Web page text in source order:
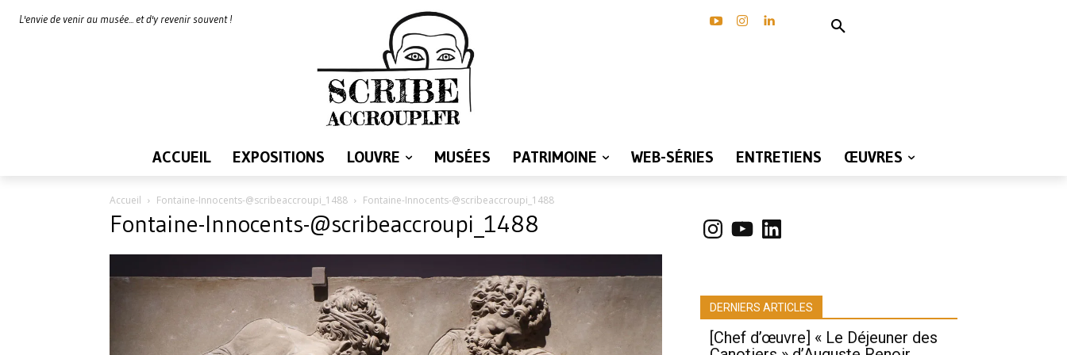
L'envie de venir au musée... et d'y revenir souvent !
ACCUEIL EXPOSITIONS LOUVRE MUSÉES PATRIMOINE WEB-SÉRIES ENTRETIENS ŒUVRES
Accueil Fontaine-Innocents-@scribeaccroupi_1488 Fontaine-Innocents-@scribeaccroupi_1488
Fontaine-Innocents-@scribeaccroupi_1488 Instagram
YouTubeLinkedIn
DERNIERS ARTICLES
[Chef d’œuvre] « Le Déjeuner des